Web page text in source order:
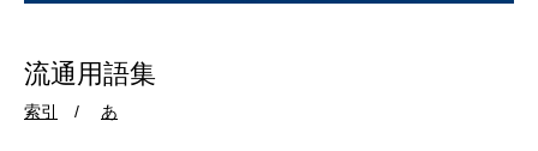
流通用語集
索引 あ